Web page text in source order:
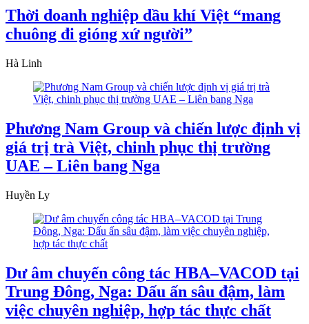
Thời doanh nghiệp dầu khí Việt “mang
chuông đi gióng xứ người”
Hà Linh
Phương Nam Group và chiến lược định vị
giá trị trà Việt, chinh phục thị trường
UAE – Liên bang Nga
Huyền Ly
Dư âm chuyến công tác HBA–VACOD tại
Trung Đông, Nga: Dấu ấn sâu đậm, làm
việc chuyên nghiệp, hợp tác thực chất